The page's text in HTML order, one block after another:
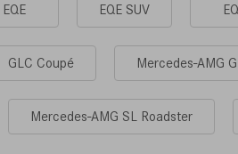
EQE EQE SUV
GLC Coupé Mercedes-AMG
Mercedes-AMG SL Roadster